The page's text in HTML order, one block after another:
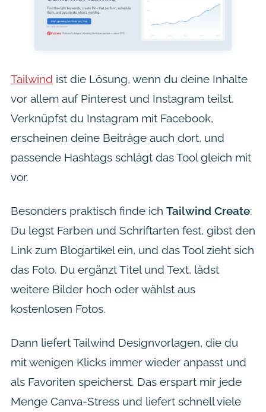
Tailwind ist die Lösung, wenn du deine Inhalte
vor allem auf Pinterest und Instagram teilst.
Verknüpfst du Instagram mit Facebook,
erscheinen deine Beiträge auch dort, und
passende Hashtags schlägt das Tool gleich mit
vor.
Besonders praktisch finde ich Tailwind Create:
Du legst Farben und Schriftarten fest, gibst den
Link zum Blogartikel ein, und das Tool zieht sich
das Foto. Du ergänzt Titel und Text, lädst
weitere Bilder hoch oder wählst aus
kostenlosen Fotos.
Dann liefert Tailwind Designvorlagen, die du
mit wenigen Klicks immer wieder anpasst und
als Favoriten speicherst. Das erspart mir jede
Menge Canva-Stress und liefert schnell viele